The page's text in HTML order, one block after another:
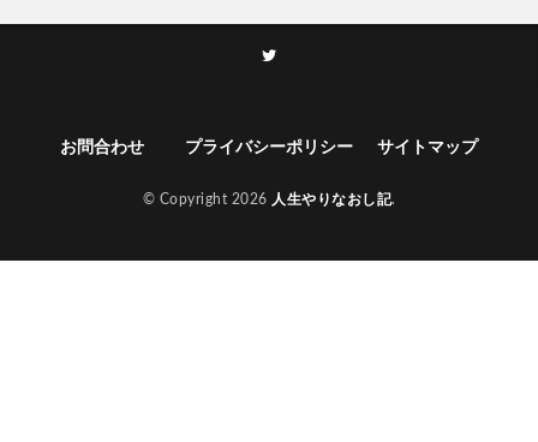
お問合わせ プライバシーポリシー サイトマップ
© Copyright 2026 人生やりなおし記.